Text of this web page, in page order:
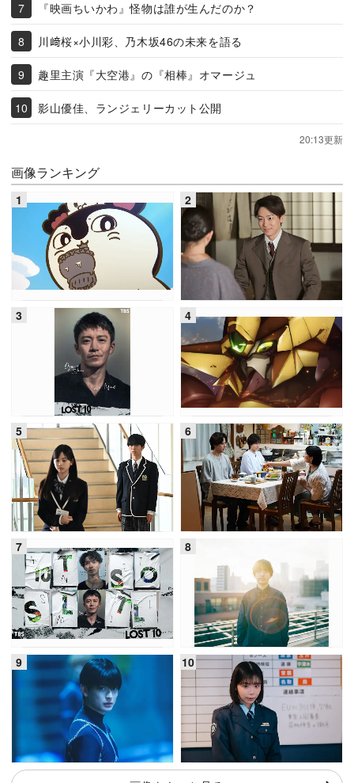
『映画ちいかわ』怪物は誰が生んだのか？
川﨑桜×小川彩、乃木坂46の未来を語る
趣里主演『大空港』の『相棒』オマージュ
影山優佳、ランジェリーカット公開
20:13更新
画像ランキング